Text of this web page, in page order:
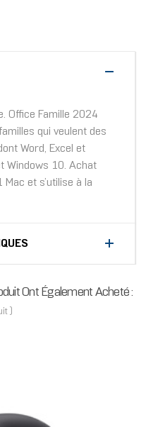
Office Famille 2024
qui veulent des
Word, Excel et
Windows 10. Achat
Mac et s’utilise à la
Ont Également Acheté :
)